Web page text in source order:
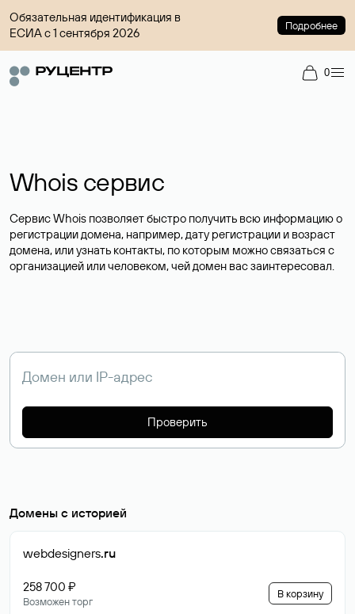
Обязательная идентификация в
ЕСИА с 1 сентября 2026
Подробнее
0
Whois сервис
Сервис Whois позволяет быстро получить всю информацию о
регистрации домена, например, дату регистрации и возраст
домена, или узнать контакты, по которым можно связаться с
организацией или человеком, чей домен вас заинтересовал.
Проверить
Домены с историей
webdesigners.ru
258 700 ₽
Возможен торг
В корзину